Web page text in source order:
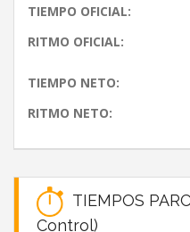
TIEMPO OFICIAL:
RITMO OFICIAL:
TIEMPO NETO:
RITMO NETO:
TIEMPOS
Control)